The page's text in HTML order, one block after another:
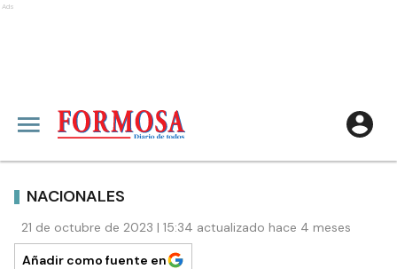
Ads
NACIONALES
21 de octubre de 2023 | 15:34 actualizado hace 4 meses
Añadir como fuente en